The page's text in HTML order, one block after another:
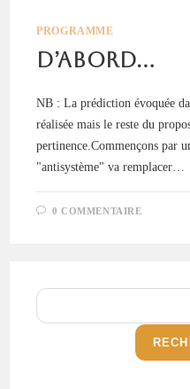
PROGRAMME
D’abord…
NB : La prédiction évoquée
réalisée mais le reste du
pertinence.Commençons par
"antisystème" va remplacer…
0 COMMENTAIRE